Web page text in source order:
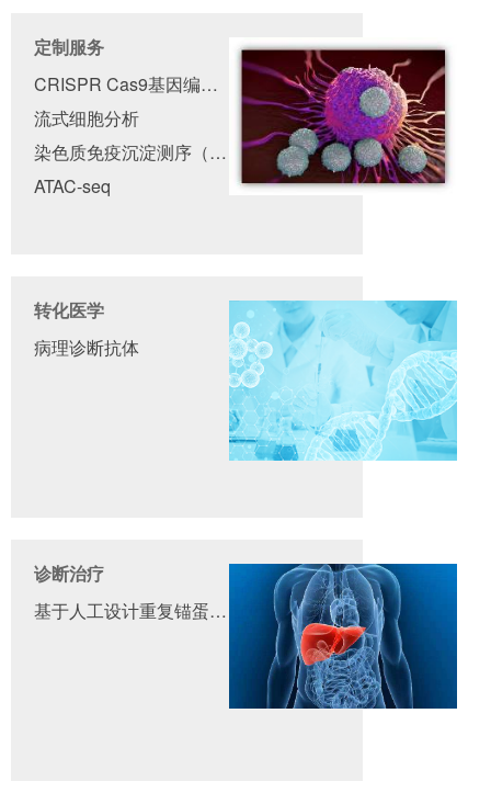
定制服务
CRISPR Cas9基因编辑细胞系
流式细胞分析
染色质免疫沉淀测序（ChIP-seq）
ATAC-seq
转化医学
病理诊断抗体
诊断治疗
基于人工设计重复锚蛋白的肿瘤标志物检测试剂盒研发及产业化